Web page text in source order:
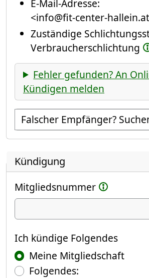
E-Mail-Adresse:
<info@fit-center-
Zuständige
Verbraucherschlichtung
Fehler gefunden? An
Kündigen melden
Empfänger suchen
Kündigung
Mitgliedsnummer
Ich kündige
Ich kündige Folgendes
Meine Mitgliedschaft
Folgendes: